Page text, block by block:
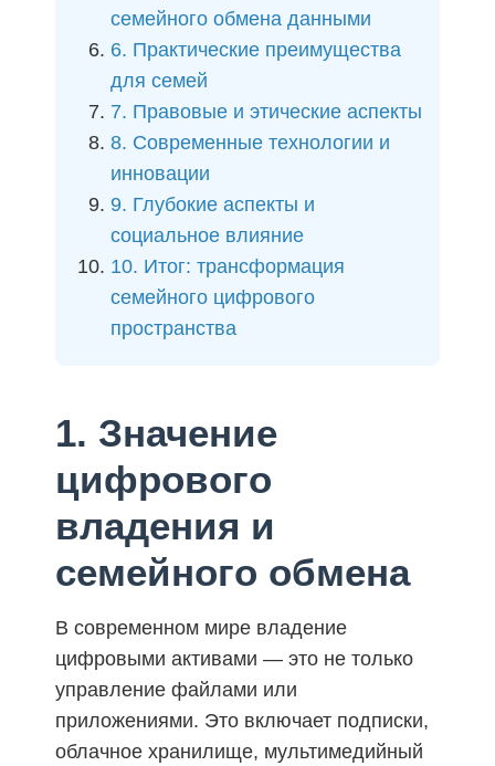
семейного обмена данными
6. Практические преимущества
для семей
7. Правовые и этические аспекты
8. Современные технологии и
инновации
9. Глубокие аспекты и
социальное влияние
10. Итог: трансформация
семейного цифрового
пространства
1. Значение
цифрового
владения и
семейного обмена
В современном мире владение
цифровыми активами — это не только
управление файлами или
приложениями. Это включает подписки,
облачное хранилище, мультимедийный